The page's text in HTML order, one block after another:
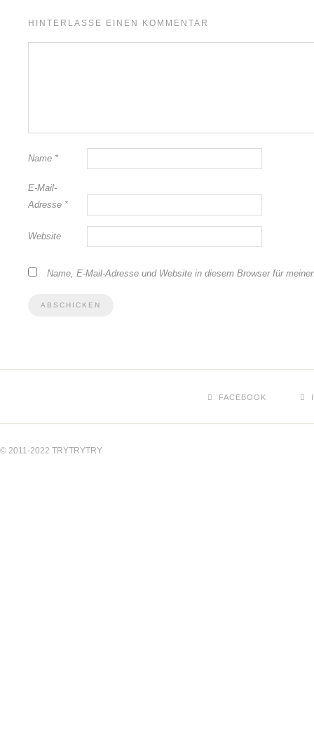
HINTERLASSE EINEN KOMMENTAR
Name *
E-Mail-
Adresse *
Website
Name, E-Mail-Adresse und Website in diesem Browser für
FACEBOOK
© 2011-2022 TRYTRYTRY